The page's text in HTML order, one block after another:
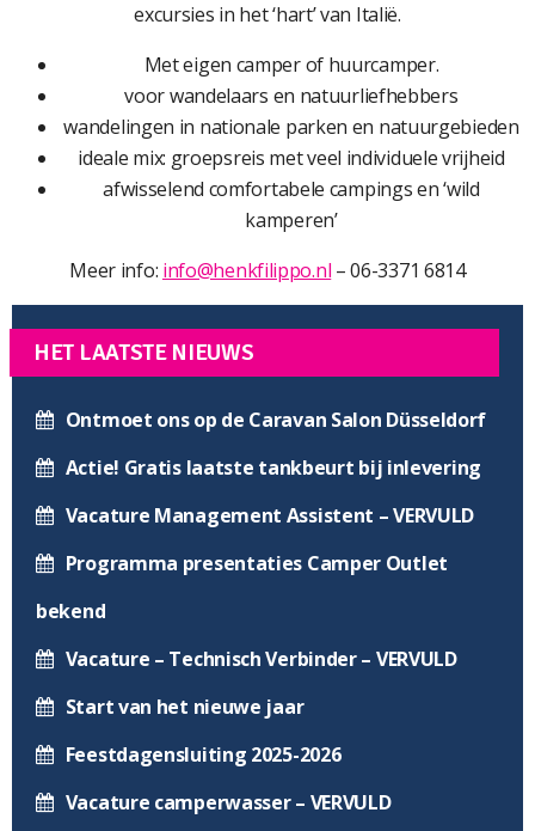
excursies in het ‘hart’ van Italië.
Met eigen camper of huurcamper.
voor wandelaars en natuurliefhebbers
wandelingen in nationale parken en natuurgebieden
ideale mix: groepsreis met veel individuele vrijheid
afwisselend comfortabele campings en ‘wild
kamperen’
Meer info: info@henkfilippo.nl – 06-3371 6814
HET LAATSTE NIEUWS
Ontmoet ons op de Caravan Salon Düsseldorf
Actie! Gratis laatste tankbeurt bij inlevering
Vacature Management Assistent – VERVULD
Programma presentaties Camper Outlet
bekend
Vacature – Technisch Verbinder – VERVULD
Start van het nieuwe jaar
Feestdagensluiting 2025-2026
Vacature camperwasser – VERVULD